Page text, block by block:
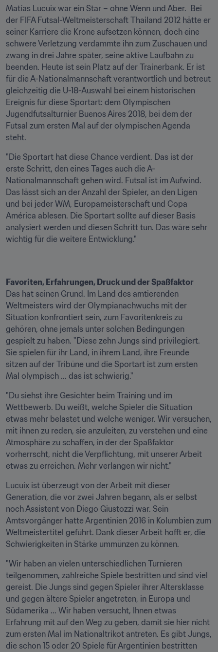
Matías Lucuix war ein Star – ohne Wenn und Aber.  Bei
der FIFA Futsal-Weltmeisterschaft Thailand 2012 hätte er
seiner Karriere die Krone aufsetzen können, doch eine
schwere Verletzung verdammte ihn zum Zuschauen und
zwang in drei Jahre später, seine aktive Laufbahn zu
beenden. Heute ist sein Platz auf der Trainerbank. Er ist
für die A-Nationalmannschaft verantwortlich und betreut
gleichzeitig die U-18-Auswahl bei einem historischen
Ereignis für diese Sportart: dem Olympischen
Jugendfutsalturnier Buenos Aires 2018, bei dem der
Futsal zum ersten Mal auf der olympischen Agenda
steht.
"Die Sportart hat diese Chance verdient. Das ist der
erste Schritt, den eines Tages auch die A-
Nationalmannschaft gehen wird. Futsal ist im Aufwind.
Das lässt sich an der Anzahl der Spieler, an den Ligen
und bei jeder WM, Europameisterschaft und Copa
América ablesen. Die Sportart sollte auf dieser Basis
analysiert werden und diesen Schritt tun. Das wäre sehr
wichtig für die weitere Entwicklung."
Favoriten, Erfahrungen, Druck und der Spaßfaktor
Das hat seinen Grund. Im Land des amtierenden
Weltmeisters wird der Olympianachwuchs mit der
Situation konfrontiert sein, zum Favoritenkreis zu
gehören, ohne jemals unter solchen Bedingungen
gespielt zu haben. "Diese zehn Jungs sind privilegiert.
Sie spielen für ihr Land, in ihrem Land, ihre Freunde
sitzen auf der Tribüne und die Sportart ist zum ersten
Mal olympisch ... das ist schwierig."
"Du siehst ihre Gesichter beim Training und im
Wettbewerb. Du weißt, welche Spieler die Situation
etwas mehr belastet und welche weniger. Wir versuchen,
mit ihnen zu reden, sie anzuleiten, zu verstehen und eine
Atmosphäre zu schaffen, in der der Spaßfaktor
vorherrscht, nicht die Verpflichtung, mit unserer Arbeit
etwas zu erreichen. Mehr verlangen wir nicht."
Lucuix ist überzeugt von der Arbeit mit dieser
Generation, die vor zwei Jahren begann, als er selbst
noch Assistent von Diego Giustozzi war. Sein
Amtsvorgänger hatte Argentinien 2016 in Kolumbien zum
Weltmeistertitel geführt. Dank dieser Arbeit hofft er, die
Schwierigkeiten in Stärke ummünzen zu können.
"Wir haben an vielen unterschiedlichen Turnieren
teilgenommen, zahlreiche Spiele bestritten und sind viel
gereist. Die Jungs sind gegen Spieler ihrer Altersklasse
und gegen ältere Spieler angetreten, in Europa und
Südamerika ... Wir haben versucht, Ihnen etwas
Erfahrung mit auf den Weg zu geben, damit sie hier nicht
zum ersten Mal im Nationaltrikot antreten. Es gibt Jungs,
die schon 15 oder 20 Spiele für Argentinien bestritten